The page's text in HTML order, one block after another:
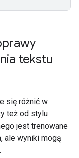
tekstu
się różnić w
też od stylu
jest trenowane
ale wyniki mogą